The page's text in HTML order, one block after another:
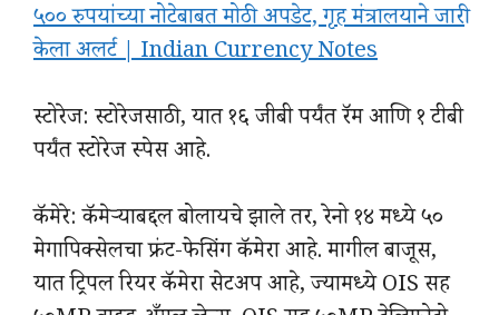
५०० रुपयांच्या नोटेबाबत मोठी अपडेट, गृह मंत्रालयाने जारी
केला अलर्ट | Indian Currency Notes
स्टोरेज: स्टोरेजसाठी, यात १६ जीबी पर्यंत रॅम आणि १ टीबी
पर्यंत स्टोरेज स्पेस आहे.
कॅमेरे: कॅमेऱ्याबद्दल बोलायचे झाले तर, रेनो १४ मध्ये ५०
मेगापिक्सेलचा फ्रंट-फेसिंग कॅमेरा आहे. मागील बाजूस,
यात ट्रिपल रियर कॅमेरा सेटअप आहे, ज्यामध्ये OIS सह